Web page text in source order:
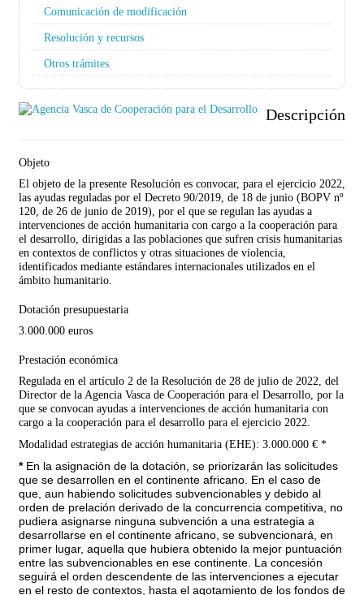
Comunicación de modificación
Resolución y recursos
Otros trámites
Descripción
Objeto
El objeto de la presente Resolución es convocar, para el ejercicio 2022,
las ayudas reguladas por el Decreto 90/2019, de 18 de junio (BOPV nº
120, de 26 de junio de 2019), por el que se regulan las ayudas a
intervenciones de acción humanitaria con cargo a la cooperación para
el desarrollo, dirigidas a las poblaciones que sufren crisis humanitarias
en contextos de conflictos y otras situaciones de violencia,
identificados mediante estándares internacionales utilizados en el
ámbito humanitario.
Dotación presupuestaria
3.000.000 euros
Prestación económica
Regulada en el artículo 2 de la Resolución de 28 de julio de 2022, del
Director de la Agencia Vasca de Cooperación para el Desarrollo, por la
que se convocan ayudas a intervenciones de acción humanitaria con
cargo a la cooperación para el desarrollo para el ejercicio 2022.
Modalidad estrategias de acción humanitaria (EHE): 3.000.000 € *
*En la asignación de la dotación, se priorizarán las solicitudes
que se desarrollen en el continente africano. En el caso de
que, aun habiendo solicitudes subvencionables y debido al
orden de prelación derivado de la concurrencia competitiva, no
pudiera asignarse ninguna subvención a una estrategia a
desarrollarse en el continente africano, se subvencionará, en
primer lugar, aquella que hubiera obtenido la mejor puntuación
entre las subvencionables en ese continente. La concesión
seguirá el orden descendente de las intervenciones a ejecutar
en el resto de contextos, hasta el agotamiento de los fondos de